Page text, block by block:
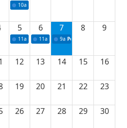
10a Potpisivanje ugovora sa neprofitnim
5
11a Potpisivanje ugovora o stipendijama
6
11a Podrška razvoju vodne
7
9a Početak izgradnje nove
8 9
12 13 14 15 16
19 20 21 22 23
26 27 28 29 30